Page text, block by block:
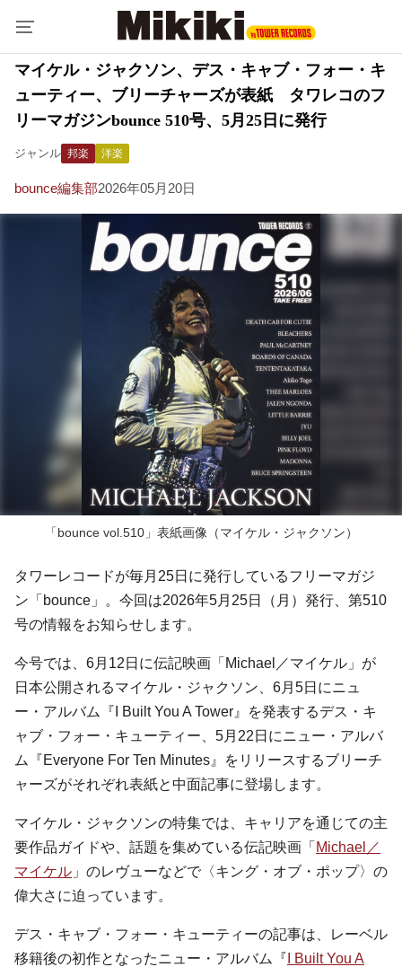
マイケル・ジャクソン、デス・キャブ・フォー・キ
ューティー、ブリーチャーズが表紙 タワレコのフ
リーマガジンbounce 510号、5月25日に発行
ジャンル 邦楽 洋楽
bounce編集部2026年05月20日
「bounce vol.510」表紙画像（マイケル・ジャクソン）
タワーレコードが毎月25日に発行しているフリーマガジ
ン「bounce」。今回は2026年5月25日（月）発行、第510
号の情報をお知らせします。
今号では、6月12日に伝記映画「Michael／マイケル」が
日本公開されるマイケル・ジャクソン、6月5日にニュ
ー・アルバム『I Built You A Tower』を発表するデス・キ
ャブ・フォー・キューティー、5月22日にニュー・アルバ
ム『Everyone For Ten Minutes』をリリースするブリーチ
ャーズがそれぞれ表紙と中面記事に登場します。
マイケル・ジャクソンの特集では、キャリアを通じての主
要作品ガイドや、話題を集めている伝記映画「 Michael／
マイケル 」のレヴューなどで〈キング・オブ・ポップ〉の
偉大さに迫っています。
デス・キャブ・フォー・キューティーの記事は、レーベル
移籍後の初作となったニュー・アルバム『 I Built You A